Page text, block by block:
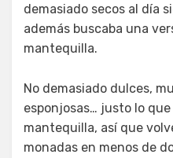
demasiado secos al día
además buscaba una
mantequilla.
No demasiado dulces,
esponjosas… justo lo
mantequilla, así que
monadas en menos de